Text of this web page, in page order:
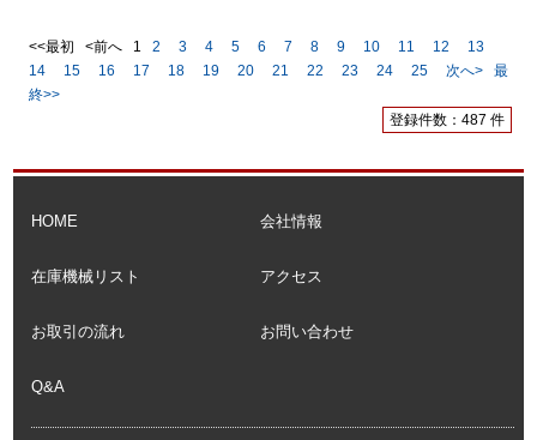
<<最初 <前へ 1 2 3 4 5 6 7 8 9 10 11 12
13
14
15 16 17 18 19 20 21 22 23 24 25 次へ>
最
終>>
登録件数：487 件
HOME
在庫機械リスト
お取引の流れ
Q&A
会社情報
アクセス
お問い合わせ